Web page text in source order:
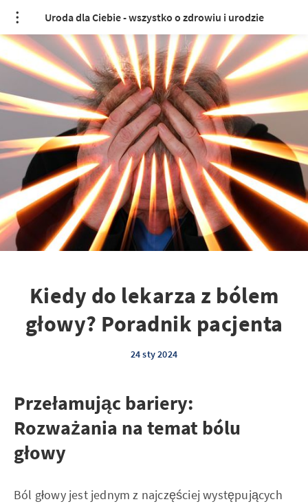
Uroda dla Ciebie - wszystko o zdrowiu i urodzie
Kiedy do lekarza z bólem
głowy? Poradnik pacjenta
24 sty 2024
Przełamując bariery:
Rozważania na temat bólu
głowy
Ból głowy jest jednym z najczęściej występujących